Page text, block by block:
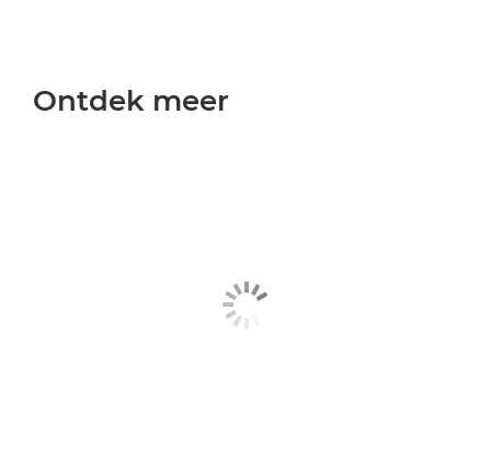
Ontdek meer